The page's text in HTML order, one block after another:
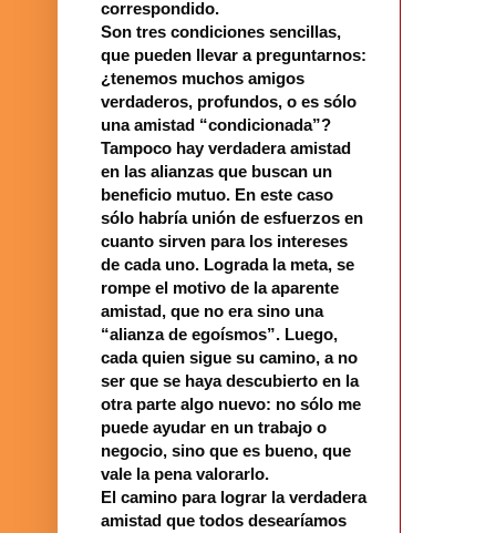
correspondido.
Son tres condiciones sencillas,
que pueden llevar a preguntarnos:
¿tenemos muchos amigos
verdaderos, profundos, o es sólo
una amistad “condicionada”?
Tampoco hay verdadera amistad
en las alianzas que buscan un
beneficio mutuo. En este caso
sólo habría unión de esfuerzos en
cuanto sirven para los intereses
de cada uno. Lograda la meta, se
rompe el motivo de la aparente
amistad, que no era sino una
“alianza de egoísmos”. Luego,
cada quien sigue su camino, a no
ser que se haya descubierto en la
otra parte algo nuevo: no sólo me
puede ayudar en un trabajo o
negocio, sino que es bueno, que
vale la pena valorarlo.
El camino para lograr la verdadera
amistad que todos desearíamos